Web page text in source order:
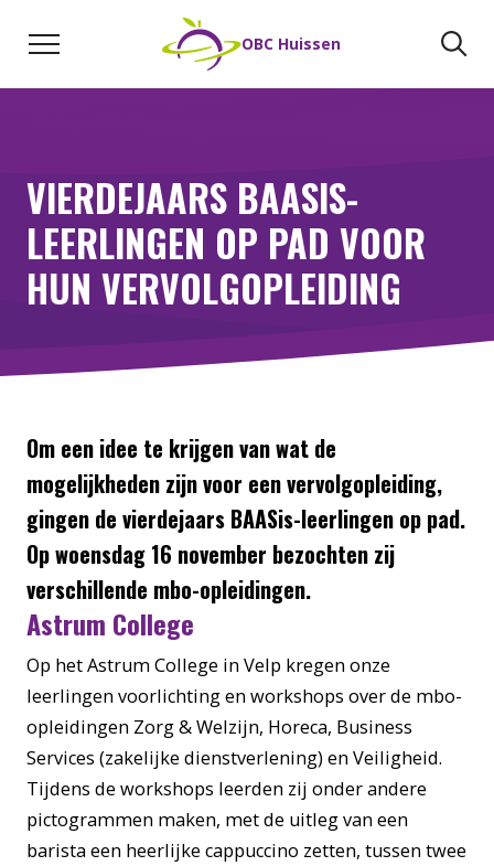
OBC Huissen
VIERDEJAARS BAASIS-
LEERLINGEN OP PAD VOOR
HUN VERVOLGOPLEIDING
Om een idee te krijgen van wat de
mogelijkheden zijn voor een vervolgopleiding,
gingen de vierdejaars BAASis-leerlingen op pad.
Op woensdag 16 november bezochten zij
verschillende mbo-opleidingen.
Astrum College
Op het Astrum College in Velp kregen onze
leerlingen voorlichting en workshops over de mbo-
opleidingen Zorg & Welzijn, Horeca, Business
Services (zakelijke dienstverlening) en Veiligheid.
Tijdens de workshops leerden zij onder andere
pictogrammen maken, met de uitleg van een
barista een heerlijke cappuccino zetten, tussen twee